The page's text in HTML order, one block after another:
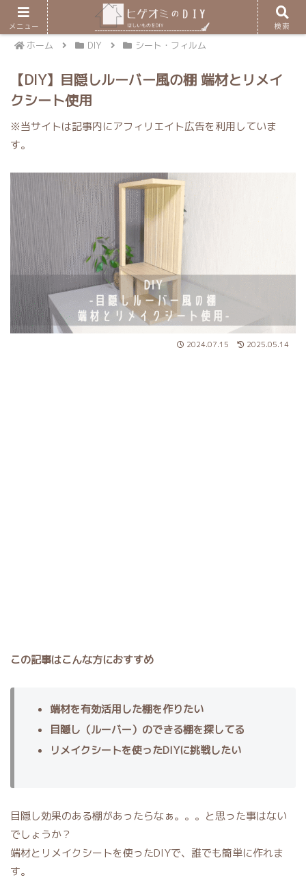
ホーム DIY シート・フィルム
【DIY】目隠しルーバー風の棚 端材とリメイ
クシート使用
※当サイトは記事内にアフィリエイト広告を利用していま
す。
2024.07.15 2025.05.14
この記事はこんな方におすすめ
端材を有効活用した棚を作りたい
目隠し（ルーバー）のできる棚を探してる
リメイクシートを使ったDIYに挑戦したい
目隠し効果のある棚があったらなぁ。。。と思った事はない
でしょうか？
端材とリメイクシートを使ったDIYで、誰でも簡単に作れま
す。
メニュー 検索